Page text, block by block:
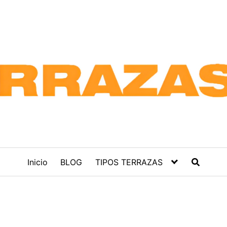
Inicio BLOG TIPOS TERRAZAS